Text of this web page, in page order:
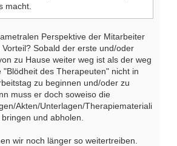
macht.
Perspektive der Mitarbeiter
Sobald der erste und/oder
zu Hause weiter weg ist als der weg
"Blödheit des Therapeuten" nicht in
zu beginnen und/oder zu
muss er doch soweiso die
Akten/Unterlagen/Therapiemateriali
und abholen.
wir noch länger so weitertreiben.